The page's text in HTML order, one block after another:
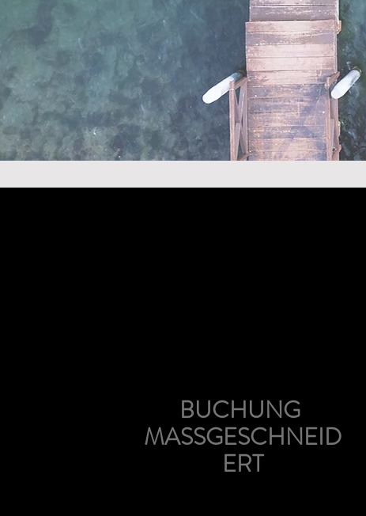
BUCHUNG
MASSGESCHNEID
ERT